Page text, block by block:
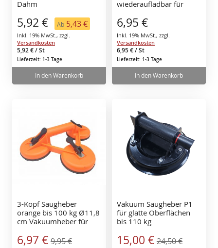
Dahm
5,92 € Ab 5,43 €
Inkl. 19% MwSt. , zzgl.
Versandkosten
5,92 €/ St
Lieferzeit: 1-3 Tage
In den Warenkorb
wiederaufladbar für
Flachkopf-Akku
6,95 €
Inkl. 19% MwSt. , zzgl.
Versandkosten
6,95 €/ St
Lieferzeit: 1-3 Tage
In den Warenkorb
3-Kopf Saugheber
orange bis 100 kg Ø11,8
cm Vakuumheber für
Metall, Spiegel
Sonderangebot
6,97 € 9,95 €
Vakuum Saugheber P1
für glatte Oberflächen
bis 110 kg
Sonderangebot
15,00 € 24,50 €